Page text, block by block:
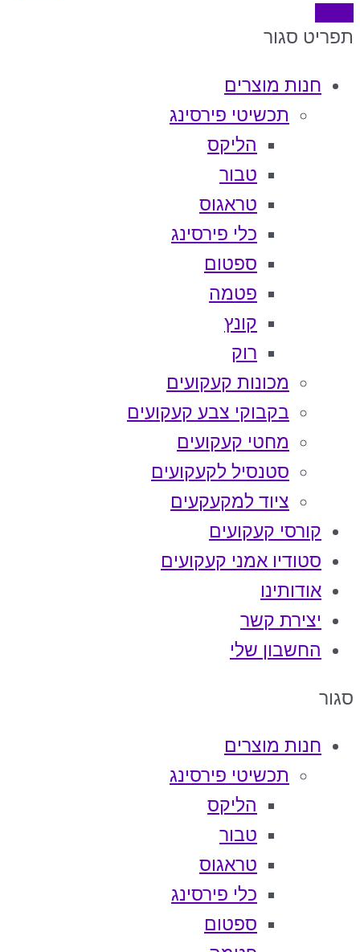
תפריט סגור
חנות מוצרים
תכשיטי פירסינג
הליקס
טבור
טראגוס
כלי פירסינג
ספטום
פטמה
קונץ
רוק
מכונות קעקועים
בקבוקי צבע קעקועים
מחטי קעקועים
סטנסיל לקעקועים
ציוד למקעקעים
קורסי קעקועים
סטודיו אמני קעקועים
אודותינו
יצירת קשר
החשבון שלי
סגור
חנות מוצרים
תכשיטי פירסינג
הליקס
טבור
טראגוס
כלי פירסינג
ספטום